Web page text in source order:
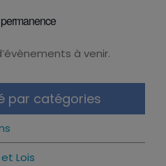
à venir.
par catégories
Lois